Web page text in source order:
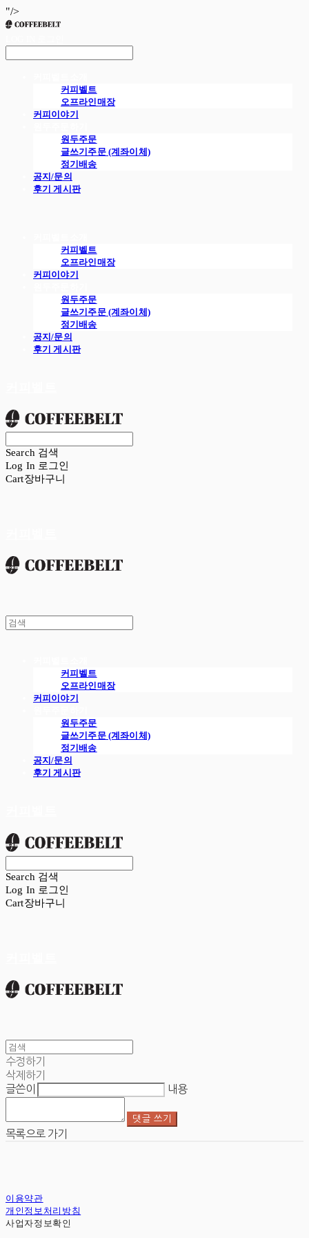
"/>
커피벨트
오프라인매장
커피이야기
원두주문
글쓰기주문 (계좌이체)
정기배송
공지/문의
후기 게시판
커피벨트
오프라인매장
커피이야기
원두주문
글쓰기주문 (계좌이체)
정기배송
공지/문의
후기 게시판
Search 검색
Log In 로그인
Cart장바구니
커피벨트
오프라인매장
커피이야기
원두주문
글쓰기주문 (계좌이체)
정기배송
공지/문의
후기 게시판
Search 검색
Log In 로그인
Cart장바구니
수정하기
삭제하기
글쓴이
내용
댓글 쓰기
목록으로 가기
이용약관
개인정보처리방침
사업자정보확인